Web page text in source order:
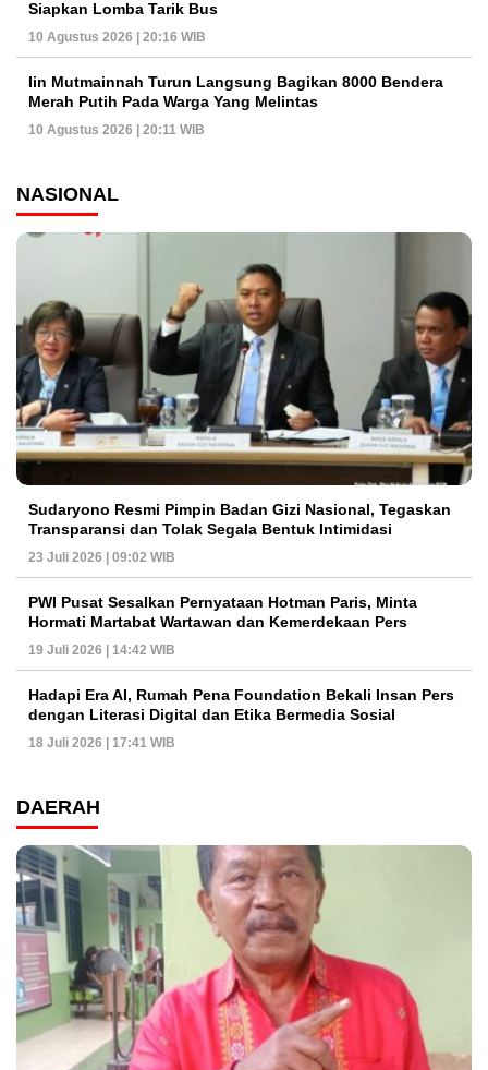
Siapkan Lomba Tarik Bus
10 Agustus 2026 | 20:16 WIB
Iin Mutmainnah Turun Langsung Bagikan 8000 Bendera
Merah Putih Pada Warga Yang Melintas
10 Agustus 2026 | 20:11 WIB
NASIONAL
Sudaryono Resmi Pimpin Badan Gizi Nasional, Tegaskan
Transparansi dan Tolak Segala Bentuk Intimidasi
23 Juli 2026 | 09:02 WIB
PWI Pusat Sesalkan Pernyataan Hotman Paris, Minta
Hormati Martabat Wartawan dan Kemerdekaan Pers
19 Juli 2026 | 14:42 WIB
Hadapi Era AI, Rumah Pena Foundation Bekali Insan Pers
dengan Literasi Digital dan Etika Bermedia Sosial
18 Juli 2026 | 17:41 WIB
DAERAH